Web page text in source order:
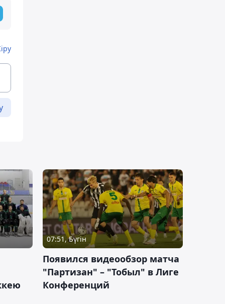
07:51, Бүгін
Появился видеообзор матча
"Партизан" – "Тобыл" в Лиге
Конференций